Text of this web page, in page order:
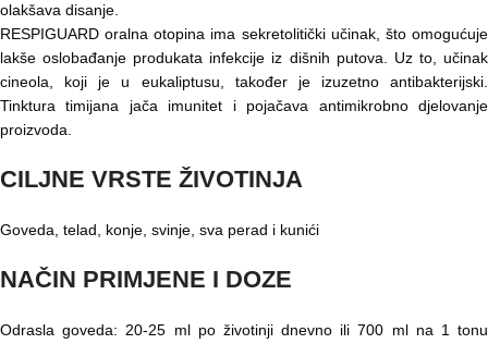
olakšava disanje.
RESPIGUARD oralna otopina ima sekretolitički učinak, što omogućuje
lakše oslobađanje produkata infekcije iz dišnih putova. Uz to, učinak
cineola, koji je u eukaliptusu, također je izuzetno antibakterijski.
Tinktura timijana jača imunitet i pojačava antimikrobno djelovanje
proizvoda.
CILJNE VRSTE ŽIVOTINJA
Goveda, telad, konje, svinje, sva perad i kunići
NAČIN PRIMJENE I DOZE
Odrasla goveda: 20-25 ml po životinji dnevno ili 700 ml na 1 tonu